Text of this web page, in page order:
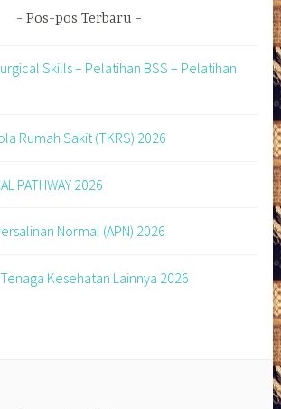
Pos-pos Terbaru
Skills – Pelatihan BSS – Pelatihan
Rumah Sakit (TKRS) 2026
PATHWAY 2026
Normal (APN) 2026
Kesehatan Lainnya 2026